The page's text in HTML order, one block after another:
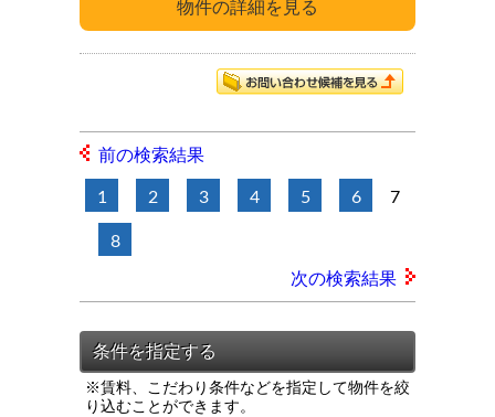
前の検索結果
1 2 3 4 5 6 7
8
次の検索結果
※賃料、こだわり条件などを指定して物件を絞
り込むことができます。